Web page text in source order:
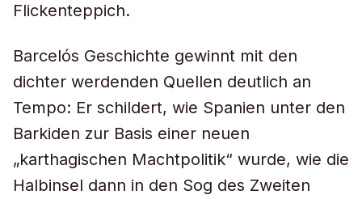
Flickenteppich.
Barcelós Geschichte gewinnt mit den
dichter werdenden Quellen deutlich an
Tempo: Er schildert, wie Spanien unter den
Barkiden zur Basis einer neuen
„karthagischen Machtpolitik“ wurde, wie die
Halbinsel dann in den Sog des Zweiten